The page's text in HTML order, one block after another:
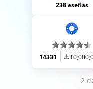
238 eseñas
14331
2